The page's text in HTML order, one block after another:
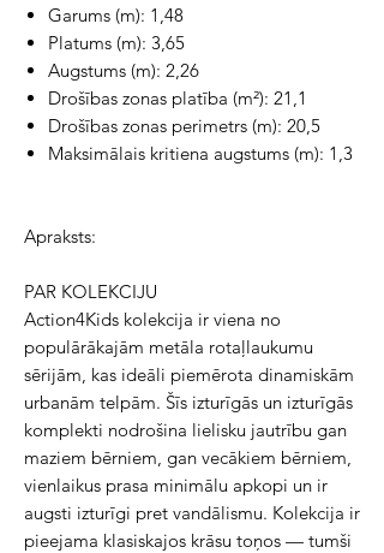
Garums (m): 1,48
Platums (m): 3,65
Augstums (m): 2,26
Drošības zonas platība (m²): 21,1
Drošības zonas perimetrs (m): 20,5
Maksimālais kritiena augstums (m): 1,3
Apraksts:
PAR KOLEKCIJU
Action4Kids kolekcija ir viena no
populārākajām metāla rotaļlaukumu
sērijām, kas ideāli piemērota dinamiskām
urbanām telpām. Šīs izturīgās un izturīgās
komplekti nodrošina lielisku jautrību gan
maziem bērniem, gan vecākiem bērniem,
vienlaikus prasa minimālu apkopi un ir
augsti izturīgi pret vandālismu. Kolekcija ir
pieejama klasiskajos krāsu toņos — tumši